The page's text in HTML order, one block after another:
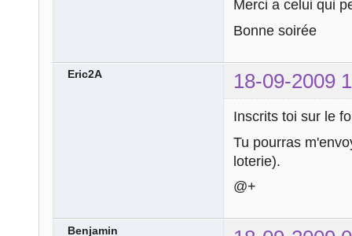
Merci a celui qui
Bonne soirée
Eric2A 18-09-2009
Inscrits toi sur le
Tu pourras
loterie).
@+
Benjamin